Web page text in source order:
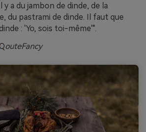
a du jambon de dinde, de la
du pastrami de dinde. Il faut que
: 'Yo, sois toi-même'".
outeFancy